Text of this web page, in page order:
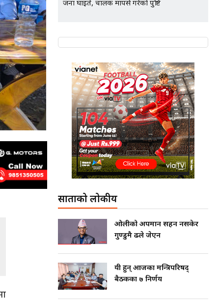
जना घाइते, चालक मापसे गरेको पुष्टि
साताको लोकप्रीय
ओलीको अपमान सहन नसकेर
गुण्डुमै ढले जेएन
यी हुन् आजका मन्त्रिपरिषद्
बैठकका ७ निर्णय